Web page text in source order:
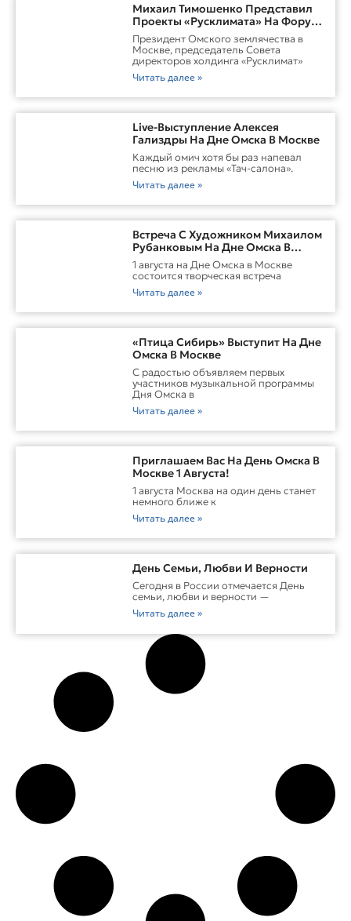
Михаил Тимошенко Представил
Проекты «Русклимата» На Форуме
России И Казахстана
Президент Омского землячества в
Москве, председатель Совета
директоров холдинга «Русклимат»
Читать далее »
Live-Выступление Алексея
Гализдры На Дне Омска В Москве
Каждый омич хотя бы раз напевал
песню из рекламы «Тач-салона».
Читать далее »
Встреча С Художником Михаилом
Рубанковым На Дне Омска В
Москве
1 августа на Дне Омска в Москве
состоится творческая встреча
Читать далее »
«Птица Сибирь» Выступит На Дне
Омска В Москве
С радостью объявляем первых
участников музыкальной программы
Дня Омска в
Читать далее »
Приглашаем Вас На День Омска В
Москве 1 Августа!
1 августа Москва на один день станет
немного ближе к
Читать далее »
День Семьи, Любви И Верности
Сегодня в России отмечается День
семьи, любви и верности —
Читать далее »